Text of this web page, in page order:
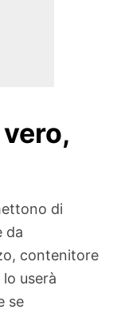
di
da
contenitore
userà
se